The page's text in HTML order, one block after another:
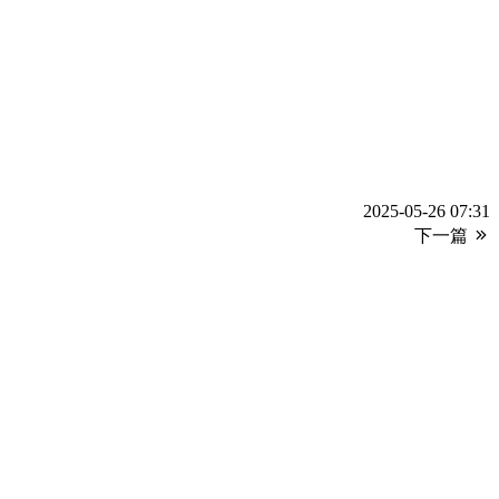
2025-05-26 07:31
下一篇